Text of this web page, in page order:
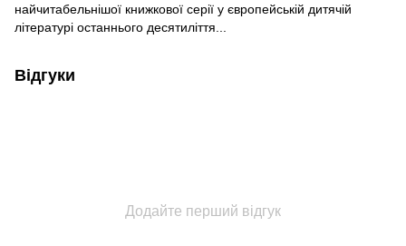
найчитабельнішої книжкової серії у європейській дитячій
літературі останнього десятиліття...
Відгуки
Додайте перший відгук